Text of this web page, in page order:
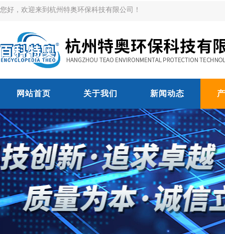
您好，欢迎来到杭州特奥环保科技有限公司！
网站首页 关于我们 新闻动态